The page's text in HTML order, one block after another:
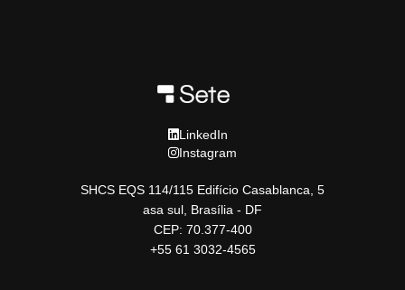
LinkedIn
Instagram
SHCS EQS 114/115 Edifício Casablanca, 5
asa sul, Brasília - DF
CEP: 70.377-400
+55 61 3032-4565